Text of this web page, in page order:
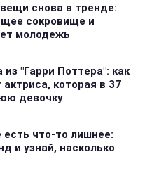
снова в тренде:
сокровище и
молодежь
"Гарри Поттера": как
которая в 37
девочку
есть что-то лишнее:
и узнай, насколько